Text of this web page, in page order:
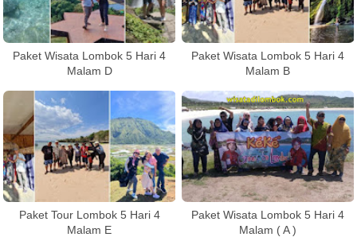
Paket Wisata Lombok 5 Hari 4
Malam D
Paket Wisata Lombok 5 Hari 4
Malam B
Paket Tour Lombok 5 Hari 4
Malam E
Paket Wisata Lombok 5 Hari 4
Malam ( A )